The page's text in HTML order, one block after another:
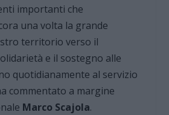
importanti che
una volta la grande
territorio verso il
e il sostegno alle
quotidianamente al servizio
commentato a margine
Marco Scajola.